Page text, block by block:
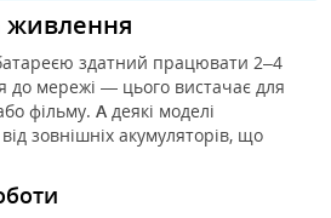
живлення
здатний працювати 2–4
до мережі — цього вистачає для
фільму. А деякі моделі
зовнішніх акумуляторів, що